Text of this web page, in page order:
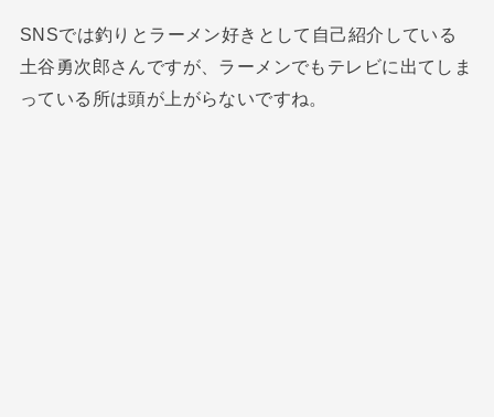
SNSでは釣りとラーメン好きとして自己紹介している
土谷勇次郎さんですが、ラーメンでもテレビに出てしま
っている所は頭が上がらないですね。